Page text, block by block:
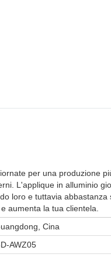
per una produzione
L'applique in alluminio
loro e tuttavia
aumenta la tua clientela.
Cina
AWZ05